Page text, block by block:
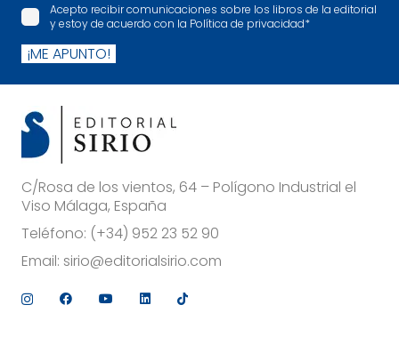
Acepto recibir comunicaciones sobre los libros de la editorial
y estoy de acuerdo con la Política de privacidad*
¡ME APUNTO!
C/Rosa de los vientos, 64 – Polígono Industrial el
Viso Málaga, España
Teléfono: (+34) 952 23 52 90
Email: sirio@editorialsirio.com